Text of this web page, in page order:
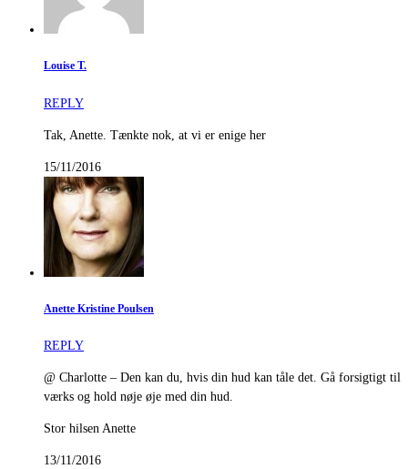
Louise T.
REPLY
Tak, Anette. Tænkte nok, at vi er enige her
15/11/2016
Anette Kristine Poulsen
REPLY
@ Charlotte – Den kan du, hvis din hud kan tåle det. Gå forsigtigt til
værks og hold nøje øje med din hud.
Stor hilsen Anette
13/11/2016